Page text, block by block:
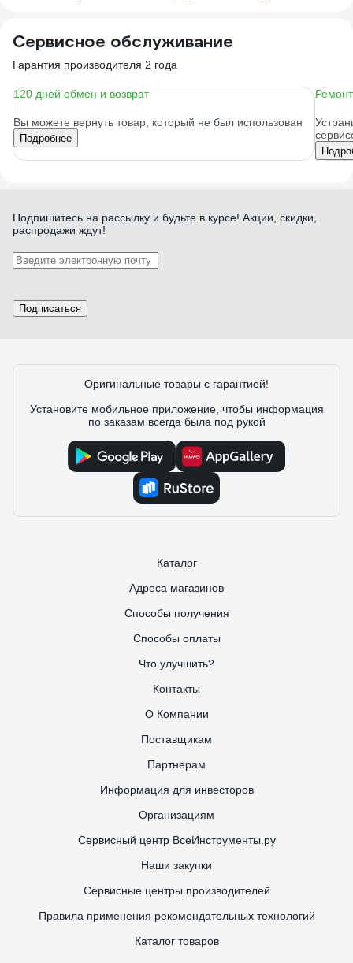
Сервисное обслуживание
Гарантия производителя 2 года
120 дней обмен и возврат
Вы можете вернуть товар, который не был использован
Подробнее
Подпишитесь на рассылку и будьте в курсе! Акции, скидки,
распродажи ждут!
Подписаться
Оригинальные товары с гарантией!
Установите мобильное приложение, чтобы информация
по заказам всегда была под рукой
Каталог
Адреса магазинов
Способы получения
Способы оплаты
Что улучшить?
Контакты
О Компании
Поставщикам
Партнерам
Информация для инвесторов
Организациям
Сервисный центр ВсеИнструменты.ру
Наши закупки
Сервисные центры производителей
Правила применения рекомендательных технологий
Каталог товаров